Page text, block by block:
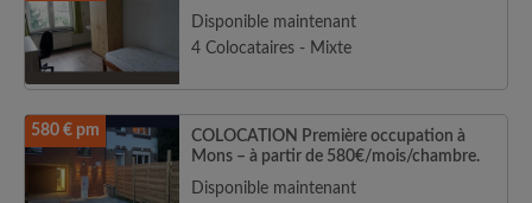
Disponible maintenant
4 Colocataires - Mixte
580 € pm
COLOCATION Première occupation à
Mons – à partir de 580€/mois/chambre.
Disponible maintenant